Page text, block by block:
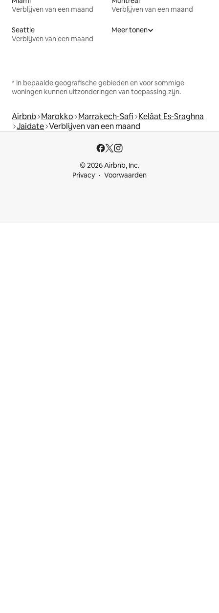
Verblijven van een maand
Verblijven van een maand
Seattle
Verblijven van een maand
Meer tonen
* In bepaalde geografische gebieden en voor sommige
woningen kunnen uitzonderingen van toepassing zijn.
Airbnb Marokko Marrakech-Safi Kelâat Es-Sraghna
Jaidate Verblijven van een maand
© 2026 Airbnb, Inc.
Privacy
Voorwaarden